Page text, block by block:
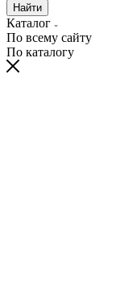
Найти
Каталог
По всему сайту
По каталогу